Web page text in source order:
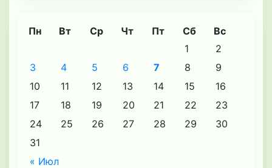
Пн Вт Ср Чт Пт Сб Вс
« Июл
1
2
3
4 5 6 7 8
9
10
11 12 13 14 15
16
17
18 19 20 21 22
23
24
25 26 27 28 29
30
31